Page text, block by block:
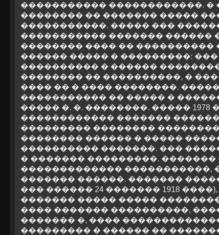
����������� ������������. �
�������� �� ������� �����
�����������. ����� ���
����������� ������� ������
�������� ���� �� ����������
������ ����� � ���������:
���������� � ������
�������� �� ����������, �
���� �� � ���� ��������.
����������� �� ����� �
����� �. �. ��������. ����� 1978
������������ �������
��������� ��������
�������� ������ � �����
���������� �������. ���
� ������� ���������.
������������� �����������,
������� ������. �������
��� ������ 24 ������� 1918
������� ����� �����
���� ������� ����������,
������� �, ����
��������� � ������ ��